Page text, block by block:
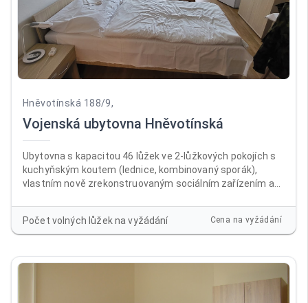
Hněvotínská 188/9,
Vojenská ubytovna Hněvotínská
Ubytovna s kapacitou 46 lůžek ve 2-lůžkových pokojích s
kuchyňským koutem (lednice, kombinovaný sporák),
vlastním nově zrekonstruovaným sociálním zařízením a
ubytovnou vlastní parkoviště. Společenská místnost
vybavená novým nábytkem a LCD TV. Prádelna. Na pokojích
Počet volných lůžek na vyžádání Cena na vyžádání